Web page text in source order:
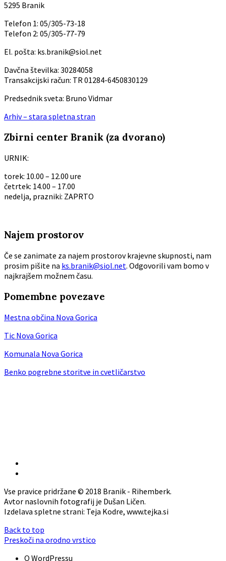
5295 Branik
Telefon 1: 05/305-73-18
Telefon 2: 05/305-77-79
El. pošta: ks.branik@siol.net
Davčna številka: 30284058
Transakcijski račun: TR 01284-6450830129
Predsednik sveta: Bruno Vidmar
Arhiv – stara spletna stran
Zbirni center Branik (za dvorano)
URNIK:
torek: 10.00 – 12.00 ure
četrtek: 14.00 – 17.00
nedelja, prazniki: ZAPRTO
Najem prostorov
Če se zanimate za najem prostorov krajevne skupnosti, nam
prosim pišite na ks.branik@siol.net. Odgovorili vam bomo v
najkrajšem možnem času.
Pomembne povezave
Mestna občina Nova Gorica
Tic Nova Gorica
Komunala Nova Gorica
Benko pogrebne storitve in cvetličarstvo
Vse pravice pridržane © 2018 Branik - Rihemberk.
Avtor naslovnih fotografij je Dušan Ličen.
Izdelava spletne strani: Teja Kodre, www.tejka.si
Back to top
Preskoči na orodno vrstico
O WordPressu